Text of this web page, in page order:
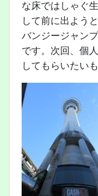
な床ではしゃぐ
して前に出よう
バンジージャン
です。次回、個
してもらいたい